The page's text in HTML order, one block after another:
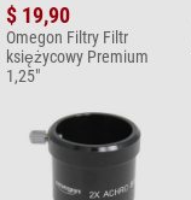
$ 19,90
Omegon Filtry Filtr
księżycowy Premium
1,25"